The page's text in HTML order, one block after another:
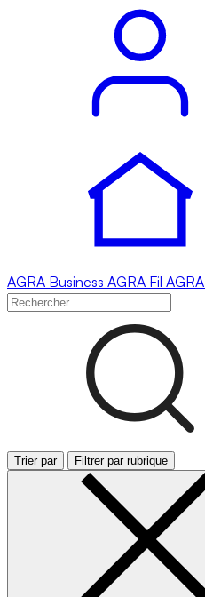
AGRA Business AGRA Fil AGRA
Trier par Filtrer par rubrique